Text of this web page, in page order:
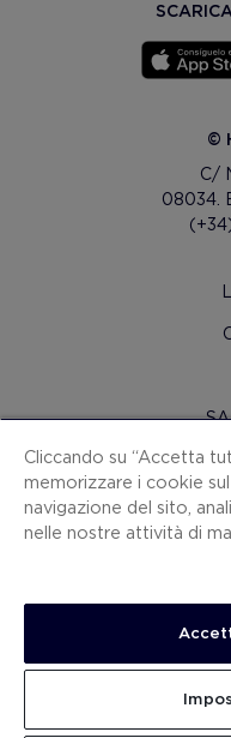
©
C/
08034.
CANALE
Cliccando su “Accetta
memorizzare i cookie
navigazione del sito,
nelle nostre attività di